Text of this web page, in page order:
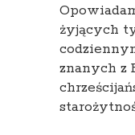
żyjących
znanych